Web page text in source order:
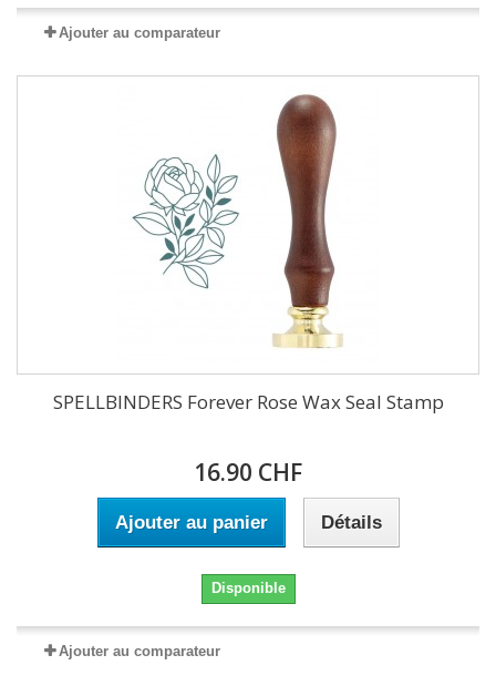
Ajouter au comparateur
SPELLBINDERS Forever Rose Wax Seal Stamp
16.90 CHF
Ajouter au panier Détails
Disponible
Ajouter au comparateur